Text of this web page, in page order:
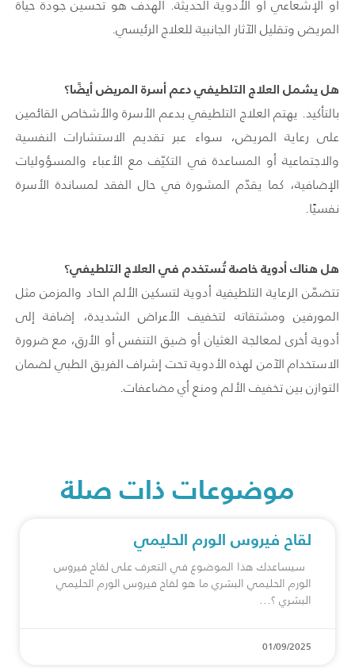
أو الإشعاعي أو الأدوية الحديثة. الهدف هو تحسين جودة حياة
المريض وتقليل الآثار الجانبية للعلاج الرئيسي.
هل يشمل العلاج التلطيفي دعم أسرة المريض أيضًا؟
بالتأكيد. يهتم العلاج التلطيفي بدعم الأسرة والأشخاص القائمين
على رعاية المريض، سواء عبر تقديم الاستشارات النفسية
والاجتماعية أو المساعدة في التكيّف مع الأعباء والمسؤوليات
الإضافية، كما يقدّم المشورة في حال الفقد لمساندة الأسرة
نفسيًا.
هل هناك أدوية خاصة تُستخدم في العلاج التلطيفي؟
تتضمّن الرعاية التلطيفية أدوية لتسكين الألم الحاد والمزمن مثل
المورفين ومشتقاته لتخفيف الأعراض الشديدة، إضافة إلى
أدوية أخرى لمعالجة الغثيان أو ضيق التنفس أو الأرق، مع ضرورة
الاستخدام الآمن لهذه الأدوية تحت إشراف الفريق الطبي لضمان
التوازن بين تخفيف الألم ومنع أي مضاعفات.
موضوعات ذات صلة
لقاح فيروس الورم الحليمي
سيساعدك هذا الموضوع في التعرف على لقاح فيروس
الورم الحليمي البشري ما هو ⁠لقاح فيروس الورم الحليمي
البشري ؟
01/09/2025